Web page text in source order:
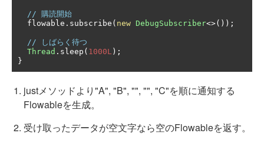
// 購読開始
  flowable
. subscribe ( new DebugSubscriber<>());
// しばらく待つ
Thread . sleep ( 1000L );
}
justメソッドより"A", "B", "", "", "C"を順に通知する
Flowableを生成。
受け取ったデータが空文字なら空のFlowableを返す。